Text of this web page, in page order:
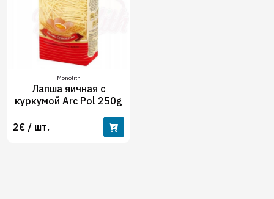
Monolith
Лапша яичная с
куркумой Arc Pol 250g
2€ / шт.